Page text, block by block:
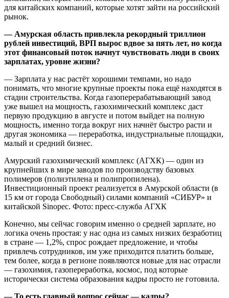
для китайских компаний, которые хотят зайти на российский
рынок.
— Амурская область привлекла рекордный триллион
рублей инвестиций, ВРП вырос вдвое за пять лет, но когда
этот финансовый поток начнут чувствовать люди в своих
зарплатах, уровне жизни?
— Зарплата у нас растёт хорошими темпами, но надо
понимать, что многие крупные проекты пока ещё находятся в
стадии строительства. Когда газоперерабатывающий завод
уже вышел на мощность, газохимический комплекс даст
первую продукцию в августе и потом выйдет на полную
мощность, именно тогда вокруг них начнёт быстро расти и
другая экономика — переработка, индустриальные площадки,
малый и средний бизнес.
Амурский газохимический комплекс (АГХК) — один из
крупнейших в мире заводов по производству базовых
полимеров (полиэтилена и полипропилена).
Инвестиционный проект реализуется в Амурской области (в
15 км от города Свободный) силами компаний «СИБУР» и
китайской Sinopec. Фото: пресс-служба АГХК
Конечно, мы сейчас говорим именно о средней зарплате, но
логика очень простая: у нас одна из самых низких безработиц
в стране — 1,2%, спрос рождает предложение, и чтобы
привлечь сотрудников, им уже приходится платить больше,
тем более, когда в регионе появляются новые для нас отрасли
— газохимия, газопереработка, космос, под которые
исторически система образования кадры просто не готовила.
— То есть главный вопрос сейчас — кадры?